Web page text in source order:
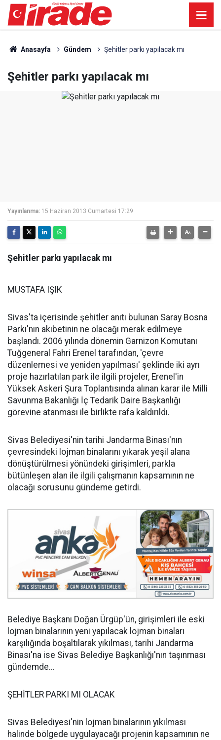
Anasayfa Gündem Şehitler parkı yapılacak mı
Şehitler parkı yapılacak mı
Yayınlanma: 15 Haziran 2013 Cumartesi 17:29
Şehitler parkı yapılacak mı
MUSTAFA IŞIK
Sivas'ta içerisinde şehitler anıtı bulunan Saray Bosna
Parkı'nın akıbetinin ne olacağı merak edilmeye
başlandı. 2006 yılında dönemin Garnizon Komutanı
Tuğgeneral Fahri Erenel tarafından, 'çevre
düzenlemesi ve yeniden yapılması' şeklinde iki ayrı
proje hazırlatılan park ile ilgili projeler, Erenel'in
Yüksek Askeri Şura Toplantısında alınan karar ile Milli
Savunma Bakanlığı İç Tedarik Daire Başkanlığı
görevine atanması ile birlikte rafa kaldırıldı.
Sivas Belediyesi'nin tarihi Jandarma Binası'nın
çevresindeki lojman binalarını yıkarak yeşil alana
dönüştürülmesi yönündeki girişimleri, parkla
bütünleşen alan ile ilgili çalışmanın kapsamının ne
olacağı sorusunu gündeme getirdi.
Belediye Başkanı Doğan Ürgüp'ün, girişimleri ile eski
lojman binalarının yeni yapılacak lojman binaları
karşılığında boşaltılarak yıkılması, tarihi Jandarma
Binası'na ise Sivas Belediye Başkanlığı'nın taşınması
gündemde…
ŞEHİTLER PARKI MI OLACAK
Sivas Belediyesi'nin lojman binalarının yıkılması
halinde bölgede uygulayacağı projenin kapsamının ne